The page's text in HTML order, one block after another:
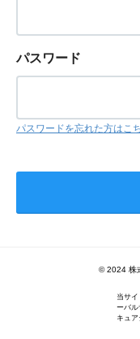
パスワード
パスワードを忘れた方はこ
© 2024 株
当サ
ーバル
キュ